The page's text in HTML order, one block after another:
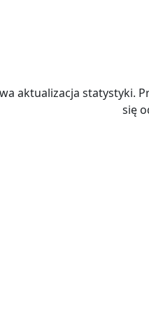
aktualizacja statystyki.
się